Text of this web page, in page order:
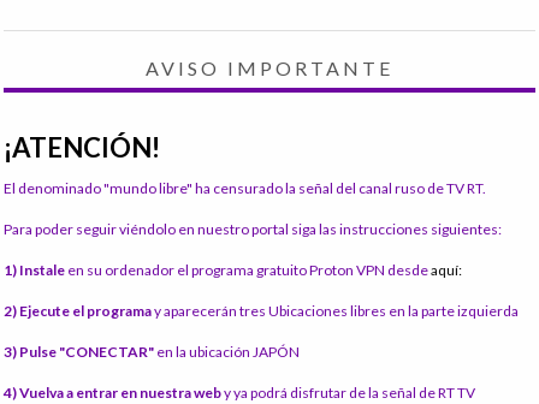
AVISO IMPORTANTE
¡ATENCIÓN!
El denominado "mundo libre" ha censurado la señal del canal ruso de TV RT.
Para poder seguir viéndolo en nuestro portal siga las instrucciones siguientes:
1) Instale en su ordenador el programa gratuito Proton VPN desdeaquí:
2) Ejecute el programay aparecerán tres Ubicaciones libres en la parte izquierda
3) Pulse "CONECTAR" en la ubicación JAPÓN
4) Vuelva a entrar en nuestra weby ya podrá disfrutar de la señal de RT TV